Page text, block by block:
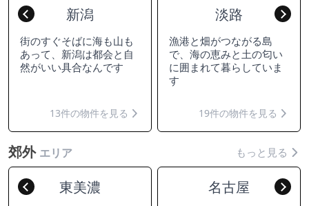
Previous新潟
街のすぐそばに海も山も
あって、新潟は都会と自
然がいい具合なんです
13件の物件を見る
淡路
漁港と畑がつながる島
で、海の恵みと土の匂い
に囲まれて暮らしていま
す
19件の物件を見る
郊外 エリア もっと見る
Previous東美濃 名古屋